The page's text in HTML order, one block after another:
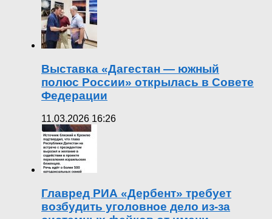
Выставка «Дагестан — южный
полюс России» открылась в Совете
Федерации
11.03.2026 16:26
Главред РИА «Дербент» требует
возбудить уголовное дело из-за